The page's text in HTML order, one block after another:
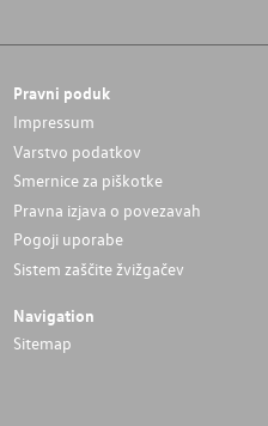
Pravni poduk
Impressum
Varstvo podatkov
Smernice za piškotke
Pravna izjava o povezavah
Pogoji uporabe
Sistem zaščite žvižgačev
Navigation
Sitemap